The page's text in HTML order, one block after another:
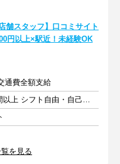
舗スタッフ】口コミサイト
円以上×駅近！未経験OK
通費全額支給
週3日以上 1日4時間以上 シフト自由・自己申告
を見る